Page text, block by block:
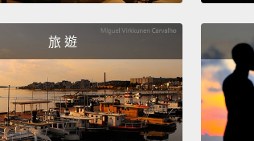
My bad, bro.
我的錯，兄弟。
You okay? What's up, man?
旅 遊